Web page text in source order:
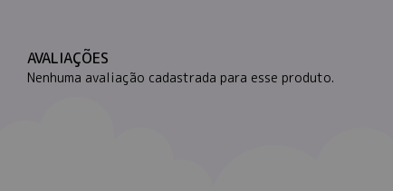
AVALIAÇÕES
Nenhuma avaliação cadastrada para esse produto.